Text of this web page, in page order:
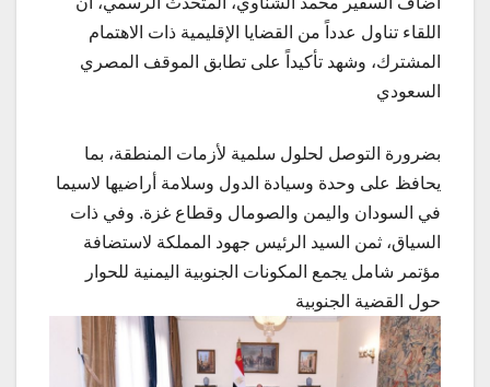
اللقاء تناول عدداً من القضايا الإقليمية ذات الاهتمام
المشترك، وشهد تأكيداً على تطابق الموقف المصري
السعودي
بضرورة التوصل لحلول سلمية لأزمات المنطقة، بما
يحافظ على وحدة وسيادة الدول وسلامة أراضيها لاسيما
في السودان واليمن والصومال وقطاع غزة. وفي ذات
السياق، ثمن السيد الرئيس جهود المملكة لاستضافة
مؤتمر شامل يجمع المكونات الجنوبية اليمنية للحوار
حول القضية الجنوبية